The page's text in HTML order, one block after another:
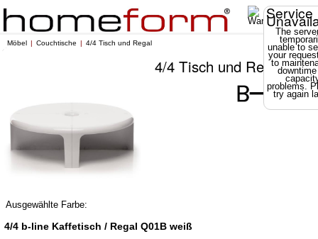
Service
The
unable to
your
to
problems.
try again
Möbel Couchtische 4/4 Tisch und Regal
4/4 Tisch und Regal
Ausgewählte Farbe:
4/4 b-line Kaffetisch / Regal Q01B weiß